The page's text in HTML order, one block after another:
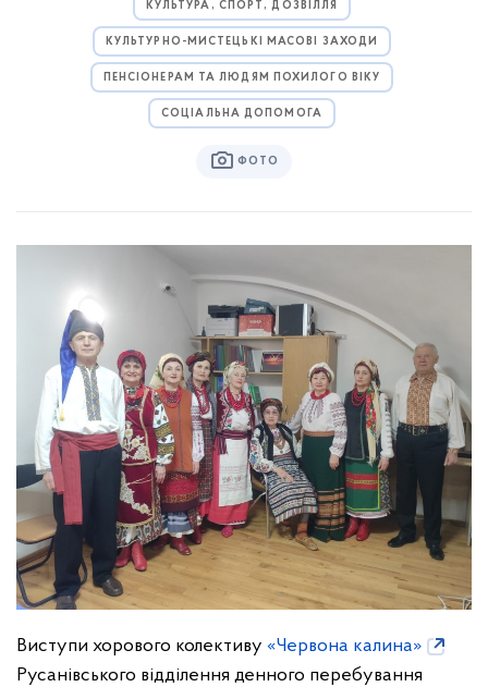
КУЛЬТУРА, СПОРТ, ДОЗВІЛЛЯ
КУЛЬТУРНО-МИСТЕЦЬКІ МАСОВІ ЗАХОДИ
ПЕНСІОНЕРАМ ТА ЛЮДЯМ ПОХИЛОГО ВІКУ
СОЦІАЛЬНА ДОПОМОГА
ФОТО
Виступи хорового колективу «Червона калина»
Русанівського відділення денного перебування